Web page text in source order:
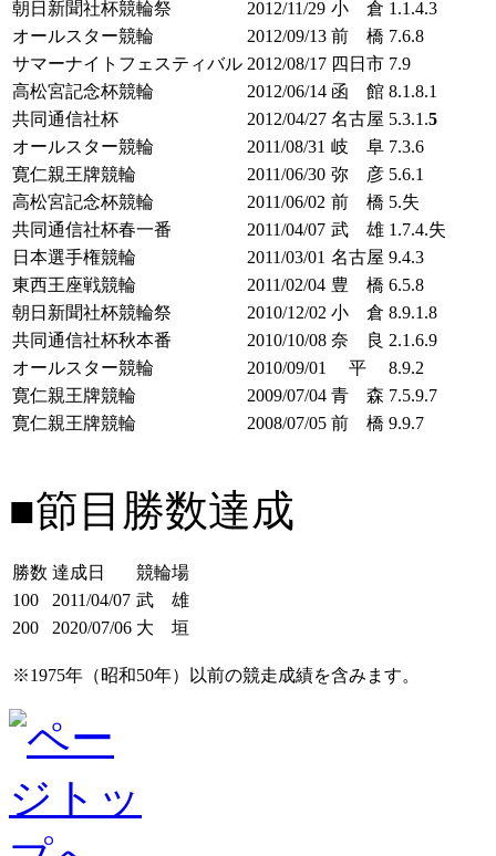
朝日新聞社杯競輪祭 2012/11/29 小 倉 1.1.4.3
オールスター競輪
2012/09/13 前 橋 7.6.8
サマーナイトフェスティバル 2012/08/17 四日市 7.9
高松宮記念杯競輪
2012/06/14 函 館 8.1.8.1
共同通信社杯
2012/04/27 名古屋 5.3.1.5
オールスター競輪
2011/08/31 岐 阜 7.3.6
寛仁親王牌競輪
2011/06/30 弥 彦 5.6.1
高松宮記念杯競輪
2011/06/02 前 橋 5.失
共同通信社杯春一番
2011/04/07 武 雄 1.7.4.失
日本選手権競輪
2011/03/01 名古屋 9.4.3
東西王座戦競輪
2011/02/04 豊 橋 6.5.8
朝日新聞社杯競輪祭
2010/12/02 小 倉 8.9.1.8
共同通信社杯秋本番
2010/10/08 奈 良 2.1.6.9
オールスター競輪
2010/09/01 平
8.9.2
寛仁親王牌競輪
2009/07/04 青 森 7.5.9.7
寛仁親王牌競輪
2008/07/05 前 橋 9.9.7
■節目勝数達成
勝数 達成日
競輪場
100
2011/04/07 武 雄
200
2020/07/06 大 垣
※1975年（昭和50年）以前の競走成績を含みます。